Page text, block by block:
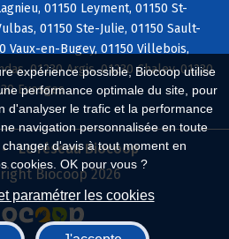
expérience possible, Biocoop utilise
performance optimale du site, pour
d'analyser le trafic et la performance
navigation personnalisée en toute
d'avis à tout moment en
cookies. OK pour vous ?
paramétrer les cookies
01150 Leyment, 01150 St-
01150 Ste-Julie, 01150 Sault-
Vaux-en-Bugey, 01150 Villebois,
01230 Argis, 01230 Chaley, 01230
Evosges
Le réseau Biocoop
Biocoop 2026